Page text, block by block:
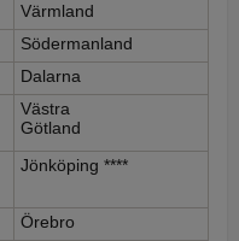
Värmland
Södermanland
Dalarna
Västra
Götland
Jönköping ****
Örebro